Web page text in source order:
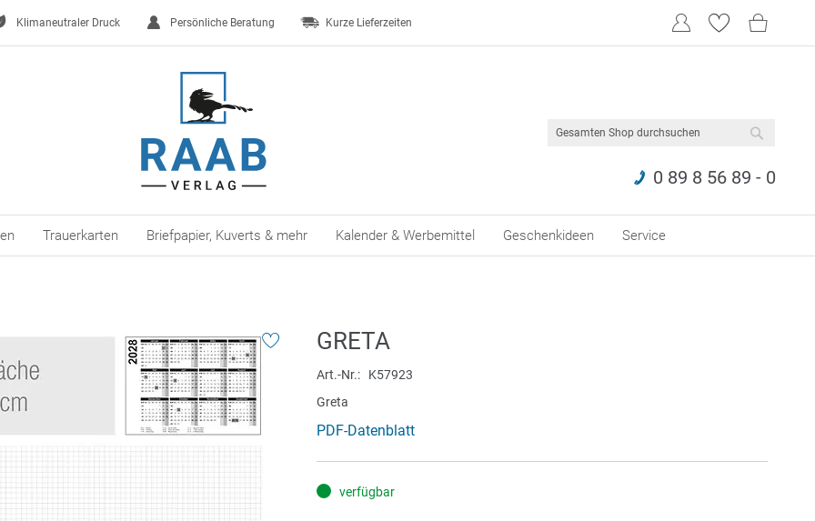
Klimaneutraler Druck Persönliche Beratung Kurze Lieferzeiten
0 89 8 56 89 - 0
Trauerkarten Briefpapier, Kuverts & mehr Kalender & Werbemittel Geschenkideen Service
GRETA
Art.-Nr.
K57923
Greta
PDF-Datenblatt
verfügbar